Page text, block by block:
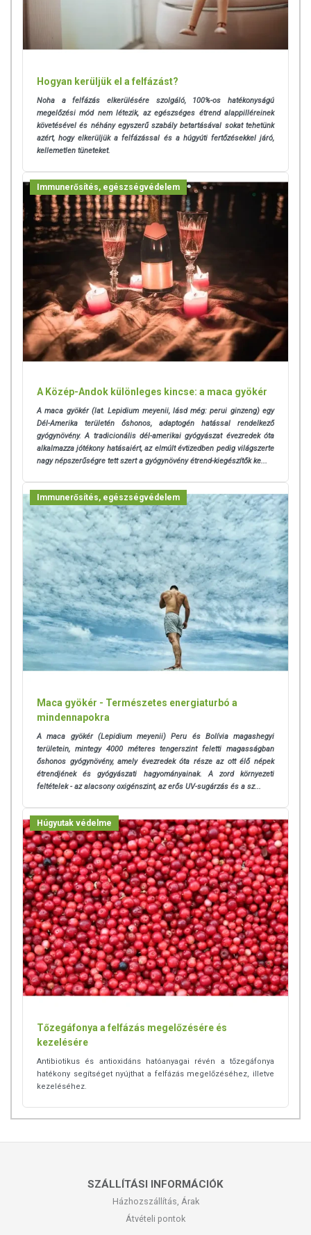
Hogyan kerüljük el a felfázást?
Noha a felfázás elkerülésére szolgáló, 100%-os hatékonyságú
megelőzési mód nem létezik, az egészséges étrend alappilléreinek
követésével és néhány egyszerű szabály betartásával sokat tehetünk
azért, hogy elkerüljük a felfázással és a húgyúti fertőzésekkel járó,
kellemetlen tüneteket.
Immunerősítés, egészségvédelem
A Közép-Andok különleges kincse: a maca gyökér
A maca gyökér (lat. Lepidium meyenii, lásd még: perui ginzeng) egy
Dél-Amerika területén őshonos, adaptogén hatással rendelkező
gyógynövény. A tradicionális dél-amerikai gyógyászat évezredek óta
alkalmazza jótékony hatásaiért, az elmúlt évtizedben pedig világszerte
nagy népszerűségre tett szert a gyógynövény étrend-kiegészítők ke...
Immunerősítés, egészségvédelem
Maca gyökér - Természetes energiaturbó a
mindennapokra
A maca gyökér (Lepidium meyenii) Peru és Bolívia magashegyi
területein, mintegy 4000 méteres tengerszint feletti magasságban
őshonos gyógynövény, amely évezredek óta része az ott élő népek
étrendjének és gyógyászati hagyományainak. A zord környezeti
feltételek - az alacsony oxigénszint, az erős UV-sugárzás és a sz...
Húgyutak védelme
Tőzegáfonya a felfázás megelőzésére és
kezelésére
Antibiotikus és antioxidáns hatóanyagai révén a tőzegáfonya
hatékony segítséget nyújthat a felfázás megelőzéséhez, illetve
kezeléséhez.
SZÁLLÍTÁSI INFORMÁCIÓK
Házhozszállítás, Árak
Átvételi pontok